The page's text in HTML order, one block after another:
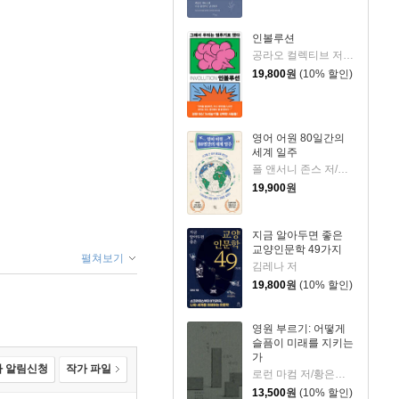
인볼루션
19,800원 (10% 할인)
영어 어원 80일간의
세계 일주
19,900원
지금 알아두면 좋은
교양인문학 49가지
김레나 저
19,800원 (10% 할인)
영원 부르기: 어떻게
슬픔이 미래를 지키는
가
13,500원 (10% 할인)
펼쳐보기
알림신청 작가 파일